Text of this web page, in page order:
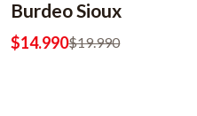
Burdeo Sioux
$14.990$19.990